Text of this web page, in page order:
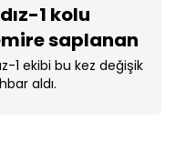
1 kolu
saplanan
kurtarıyor!
1 ekibi bu kez değişik
aldı.